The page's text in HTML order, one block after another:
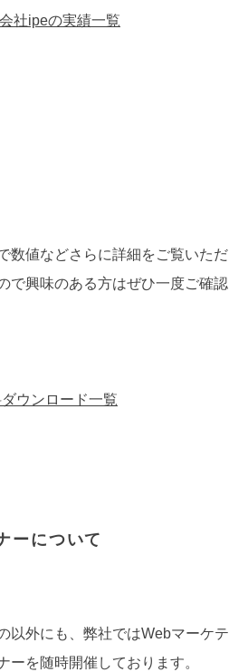
社ipeの実績一覧
数値などさらに詳細をご覧いただ
で興味のある方はぜひ一度ご確認
ウンロード一覧
ーについて
以外にも、弊社ではWebマーケテ
ーを随時開催しております。